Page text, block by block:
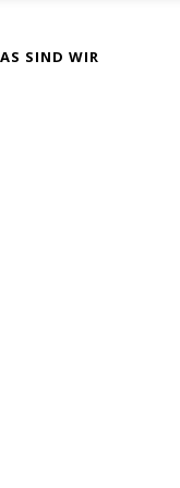
SIND WIR